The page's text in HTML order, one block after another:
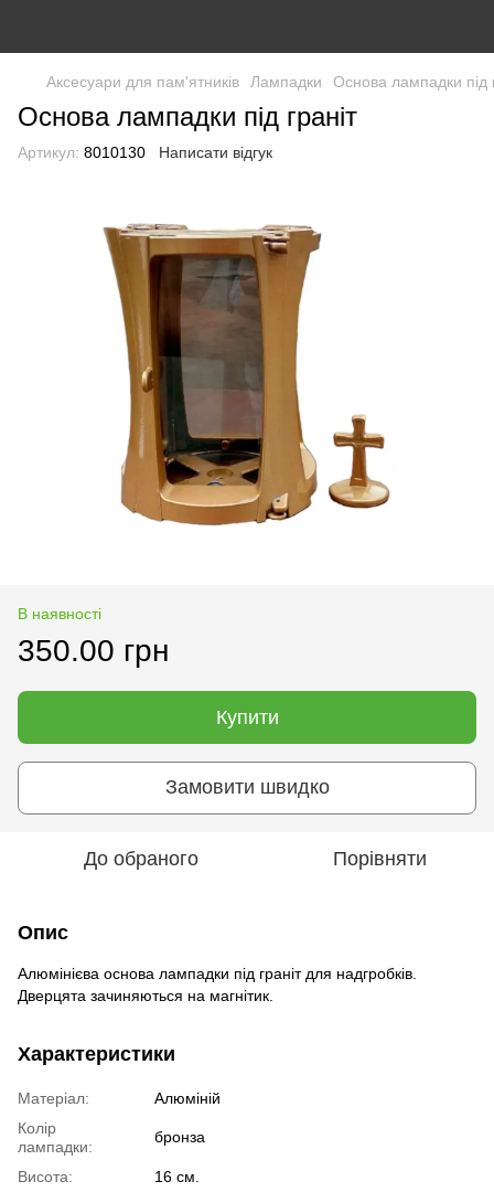
Аксесуари для пам'ятників Лампадки Основа лампадки під
Основа лампадки під граніт
Артикул: 8010130 Написати відгук
В наявності
350.00 грн
Купити
Замовити швидко
До обраного Порівняти
Опис
Алюмінієва основа лампадки під граніт для надгробків.
Дверцята зачиняються на магнітик.
Характеристики
Матеріал:
Алюміній
Колір
лампадки:
бронза
Висота:
16 см.